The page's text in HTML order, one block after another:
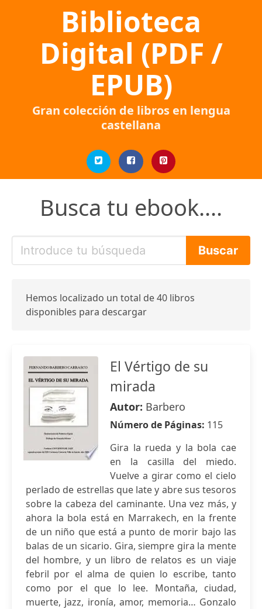
Biblioteca
Digital (PDF /
EPUB)
Gran colección de libros en lengua
castellana
Busca tu ebook....
Hemos localizado un total de 40 libros
disponibles para descargar
El Vértigo de su
mirada
Autor: Barbero
Número de Páginas: 115
Gira la rueda y la bola cae
en la casilla del miedo.
Vuelve a girar como el cielo
perlado de estrellas que late y abre sus tesoros
sobre la cabeza del caminante. Una vez más, y
ahora la bola está en Marrakech, en la frente
de un niño que está a punto de morir bajo las
balas de un sicario. Gira, siempre gira la mente
del hombre, y un libro de relatos es un viaje
febril por el alma de quien lo escribe, tanto
como por el que lo lee. Montaña, ciudad,
muerte, jazz, ironía, amor, memoria… Gonzalo